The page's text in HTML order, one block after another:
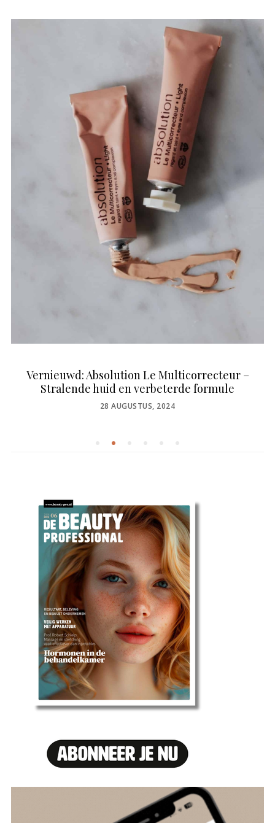
Vernieuwd: Absolution Le Multicorrecteur –
Stralende huid en verbeterde formule
POSTED
28 AUGUSTUS, 2024